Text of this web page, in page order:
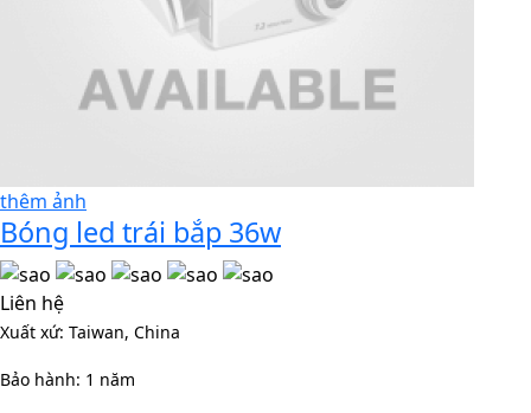
thêm ảnh
Bóng led trái bắp 36w
Liên hệ
Xuất xứ: Taiwan, China
Bảo hành: 1 năm